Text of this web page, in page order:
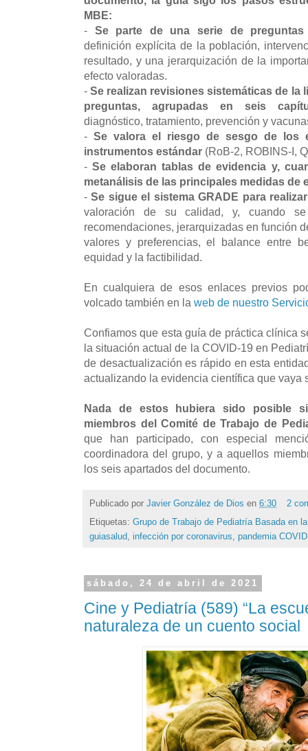
MBE:
- Se parte de una serie de preguntas
definición explícita de la población,
resultado, y una jerarquización de la
efecto valoradas.
-Se realizan revisiones sistemáticas de la
preguntas, agrupadas en seis
diagnóstico, tratamiento, prevención y
- Se valora el riesgo de sesgo de los
instrumentos estándar (RoB-2, ROBINS-I,
-Se elaboran tablas de evidencia y,
metanálisis de las principales medidas de
-Se sigue el sistema GRADE para
valoración de su calidad, y, cuando se
recomendaciones, jerarquizadas en función
valores y preferencias, el balance entre
equidad y la factibilidad.
En cualquiera de esos enlaces previos
volcado también en la web de nuestro
Confiamos que esta guía de práctica clínica
la situación actual de la COVID-19 en
de desactualización es rápido en esta
actualizando la evidencia científica que vaya
Nada de estos hubiera sido posible
miembros del Comité de Trabajo de
que han participado, con especial
coordinadora del grupo, y a aquellos
los seis apartados del documento.
Publicado por Javier González de Dios en 6:30
2
Etiquetas: Grupo de Trabajo de Pediatría Basada en
guiasalud infección por coronavirus pandemia
sábado, 24 de abril de 2021
Cine y Pediatría (589) “La
naturaleza de un cuento social